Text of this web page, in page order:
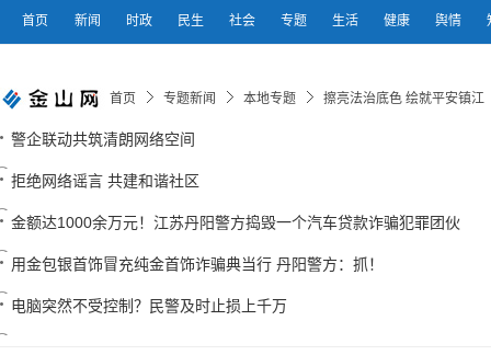
首页 新闻 时政 民生 社会 专题 生活 健康 舆情
首页 专题新闻 本地专题 擦亮法治底色 绘就平安镇江
警企联动共筑清朗网络空间
拒绝网络谣言 共建和谐社区
金额达1000余万元！江苏丹阳警方捣毁一个汽车贷款诈骗犯罪团伙
用金包银首饰冒充纯金首饰诈骗典当行 丹阳警方：抓！
电脑突然不受控制？民警及时止损上千万